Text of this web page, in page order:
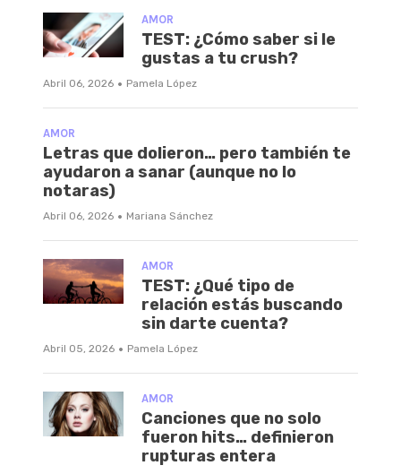
AMOR
TEST: ¿Cómo saber si le
gustas a tu crush?
Abril 06, 2026 · Pamela López
AMOR
Letras que dolieron… pero también te
ayudaron a sanar (aunque no lo
notaras)
Abril 06, 2026 · Mariana Sánchez
AMOR
TEST: ¿Qué tipo de
relación estás buscando
sin darte cuenta?
Abril 05, 2026 · Pamela López
AMOR
Canciones que no solo
fueron hits… definieron
rupturas entera